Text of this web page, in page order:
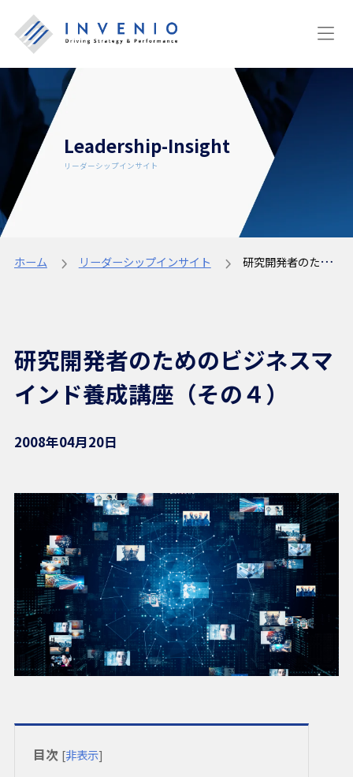
Leadership-Insight
リーダーシップインサイト
ホーム リーダーシップインサイト 研究開発者のためのビジネスマインド養成講座（その４）
研究開発者のためのビジネスマ
インド養成講座（その４）
2008年04月20日
目次 [非表示]